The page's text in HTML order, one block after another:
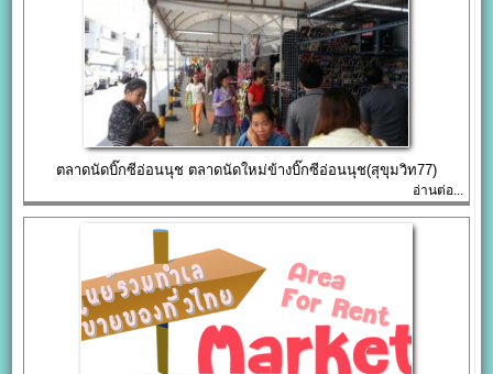
ตลาดนัดบิ๊กซีอ่อนนุช ตลาดนัดใหม่ข้างบิ๊กซีอ่อนนุช(สุขุมวิท77)
อ่านต่อ...